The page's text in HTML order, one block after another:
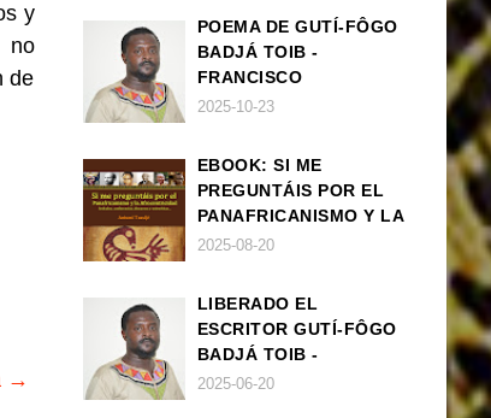
y
no
de
→
POEMA DE GUTÍ-FÔGO
BADJÁ TOIB -
FRANCISCO
BALLOVERA ESTRADA:
2025-10-23
EBOOK: SI ME
PREGUNTÁIS POR EL
PANAFRICANISMO Y LA
AFROCENTRICIDAD
2025-08-20
LIBERADO EL
ESCRITOR GUTÍ-FÔGO
BADJÁ TOIB -
FRANCISCO
2025-06-20